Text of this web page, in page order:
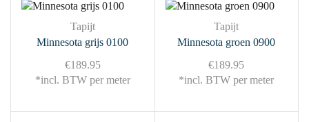
Tapijt
Minnesota grijs 0100
€189.95
*incl. BTW per meter
Tapijt
Minnesota groen 0900
€189.95
*incl. BTW per meter